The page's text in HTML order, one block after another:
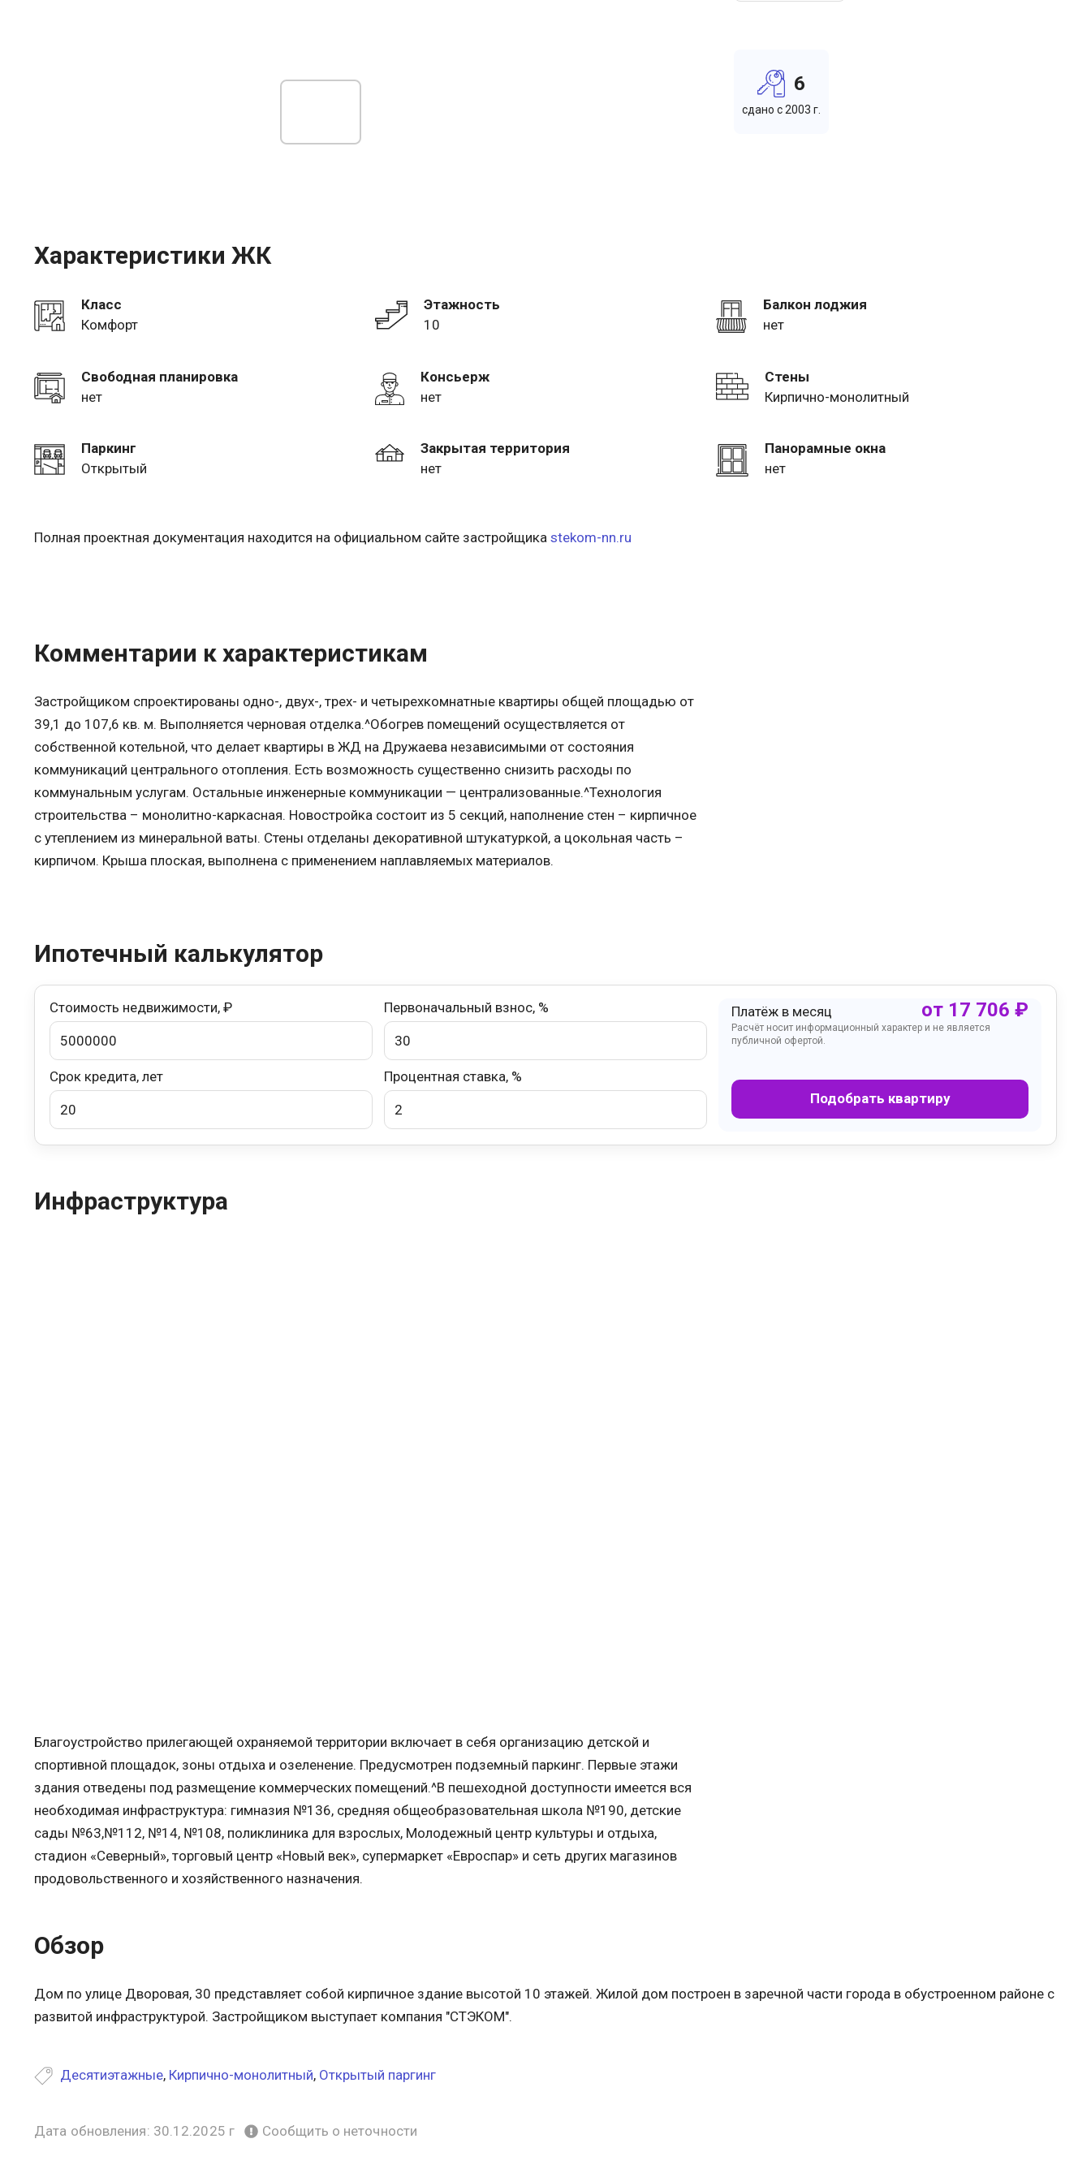
6
cдано c 2003 г.
Характеристики ЖК
Класс
Комфорт
Этажность
10
Балкон лоджия
нет
Свободная планировка
нет
Консьерж
нет
Стены
Кирпично-монолитный
Паркинг
Открытый
Закрытая территория
нет
Панорамные окна
нет
Полная проектная документация находится на официальном сайте застройщика stekom-nn.ru
Комментарии к характеристикам
Застройщиком спроектированы одно-, двух-, трех- и четырехкомнатные квартиры общей площадью от
39,1 до 107,6 кв. м. Выполняется черновая отделка.^Обогрев помещений осуществляется от
собственной котельной, что делает квартиры в ЖД на Дружаева независимыми от состояния
коммуникаций центрального отопления. Есть возможность существенно снизить расходы по
коммунальным услугам. Остальные инженерные коммуникации — централизованные.^Технология
строительства – монолитно-каркасная. Новостройка состоит из 5 секций, наполнение стен – кирпичное
с утеплением из минеральной ваты. Стены отделаны декоративной штукатуркой, а цокольная часть –
кирпичом. Крыша плоская, выполнена с применением наплавляемых материалов.
Ипотечный калькулятор
Стоимость недвижимости, ₽ Первоначальный взнос, %
Срок кредита, лет Процентная ставка, %
Платёж в месяц от 17 706 ₽
Расчёт носит информационный характер и не является
публичной офертой.
Подобрать квартиру
Инфраструктура
Благоустройство прилегающей охраняемой территории включает в себя организацию детской и
спортивной площадок, зоны отдыха и озеленение. Предусмотрен подземный паркинг. Первые этажи
здания отведены под размещение коммерческих помещений.^В пешеходной доступности имеется вся
необходимая инфраструктура: гимназия №136, средняя общеобразовательная школа №190, детские
сады №63,№112, №14, №108, поликлиника для взрослых, Молодежный центр культуры и отдыха,
стадион «Северный», торговый центр «Новый век», супермаркет «Евроспар» и сеть других магазинов
продовольственного и хозяйственного назначения.
Обзор
Дом по улице Дворовая, 30 представляет собой кирпичное здание высотой 10 этажей. Жилой дом построен в заречной части города в обустроенном районе с
развитой инфраструктурой. Застройщиком выступает компания "СТЭКОМ".
Десятиэтажные, Кирпично-монолитный, Открытый паргинг
Дата обновления: 30.12.2025 г Сообщить о неточности